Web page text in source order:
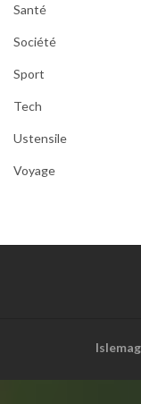
Santé
Société
Sport
Tech
Ustensile
Voyage
Islemag